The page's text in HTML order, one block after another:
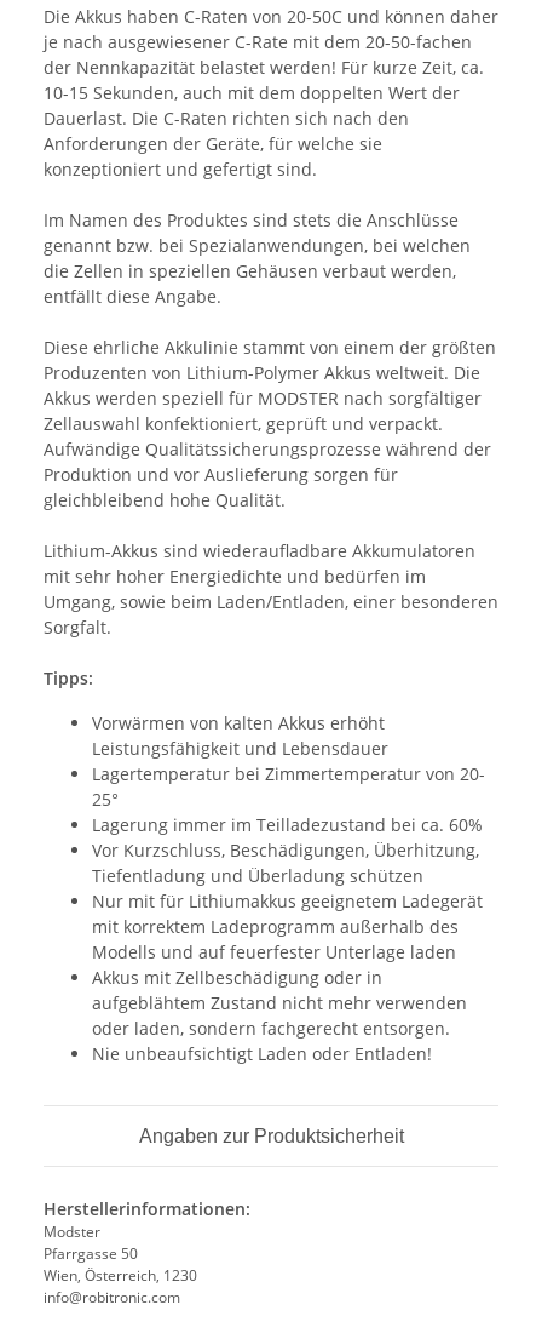
Die Akkus haben C-Raten von 20-50C und können daher
je nach ausgewiesener C-Rate mit dem 20-50-fachen
der Nennkapazität belastet werden! Für kurze Zeit, ca.
10-15 Sekunden, auch mit dem doppelten Wert der
Dauerlast. Die C-Raten richten sich nach den
Anforderungen der Geräte, für welche sie
konzeptioniert und gefertigt sind.
Im Namen des Produktes sind stets die Anschlüsse
genannt bzw. bei Spezialanwendungen, bei welchen
die Zellen in speziellen Gehäusen verbaut werden,
entfällt diese Angabe.
Diese ehrliche Akkulinie stammt von einem der größten
Produzenten von Lithium-Polymer Akkus weltweit. Die
Akkus werden speziell für MODSTER nach sorgfältiger
Zellauswahl konfektioniert, geprüft und verpackt.
Aufwändige Qualitätssicherungsprozesse während der
Produktion und vor Auslieferung sorgen für
gleichbleibend hohe Qualität.
Lithium-Akkus sind wiederaufladbare Akkumulatoren
mit sehr hoher Energiedichte und bedürfen im
Umgang, sowie beim Laden/Entladen, einer besonderen
Sorgfalt.
Tipps:
Vorwärmen von kalten Akkus erhöht
Leistungsfähigkeit und Lebensdauer
Lagertemperatur bei Zimmertemperatur von 20-
25°
Lagerung immer im Teilladezustand bei ca. 60%
Vor Kurzschluss, Beschädigungen, Überhitzung,
Tiefentladung und Überladung schützen
Nur mit für Lithiumakkus geeignetem Ladegerät
mit korrektem Ladeprogramm außerhalb des
Modells und auf feuerfester Unterlage laden
Akkus mit Zellbeschädigung oder in
aufgeblähtem Zustand nicht mehr verwenden
oder laden, sondern fachgerecht entsorgen.
Nie unbeaufsichtigt Laden oder Entladen!
Angaben zur Produktsicherheit
Herstellerinformationen:
Modster
Pfarrgasse 50
Wien, Österreich, 1230
info@robitronic.com